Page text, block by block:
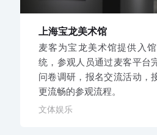
上海宝龙美术馆
麦客为宝龙美术馆提供入
统，参观人员通过麦客平台
问卷调研，报名交流活动，
更流畅的参观流程。
文体娱乐